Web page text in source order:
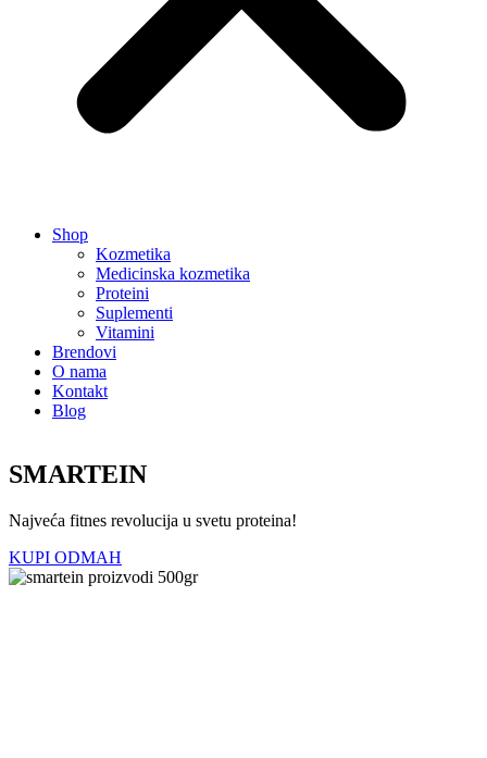
Shop
Kozmetika
Medicinska kozmetika
Proteini
Suplementi
Vitamini
Brendovi
O nama
Kontakt
Blog
SMARTEIN
Najveća fitnes revolucija u svetu proteina!
KUPI ODMAH